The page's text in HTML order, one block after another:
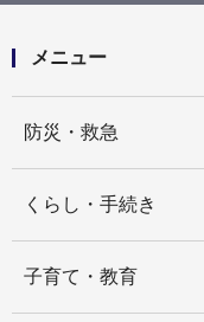
メニュー
防災・救急
くらし・手続き
子育て・教育